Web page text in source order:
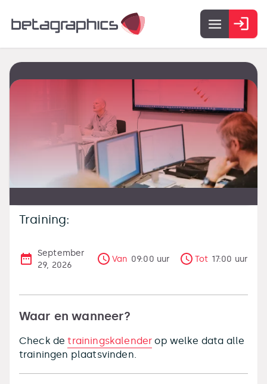
Training:
September
29, 2026
Van 09:00 uur Tot 17:00 uur
Waar en wanneer?
Check detrainingskalender op welke data alle
trainingen plaatsvinden.